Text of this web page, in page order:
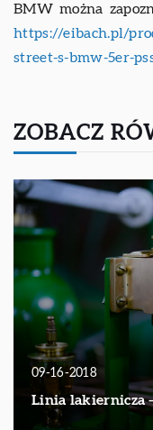
BMW można
https://eibach.pl/
street-s-bmw-5er-
ZOBACZ
09-16-2018
Linia lakiernicza